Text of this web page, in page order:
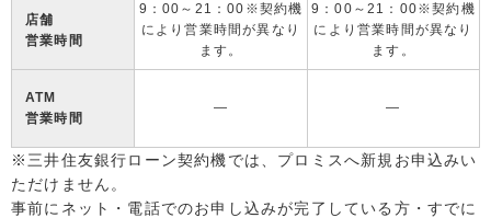
店舗
営業時間
9：00～21：00※契約機
により営業時間が異なり
ます。
9：00～21：00※契約機
により営業時間が異なり
ます。
ATM
営業時間
― ―
※三井住友銀行ローン契約機では、プロミスへ新規お申込みい
ただけません。
事前にネット・電話でのお申し込みが完了している方・すでに